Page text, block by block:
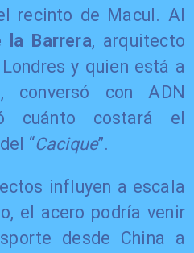
recinto de Macul. Al
la Barrera, arquitecto
y quien está a
con ADN
cuánto costará el
“Cacique”.
influyen a escala
el acero podría venir
desde China a